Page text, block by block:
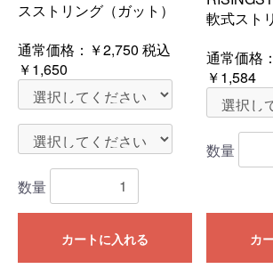
スストリング（ガット）
通常価格： ￥2,750 税込
￥1,650
数量
カートに入れる
軟式スト
通常価格：
￥1,584
数量
カ